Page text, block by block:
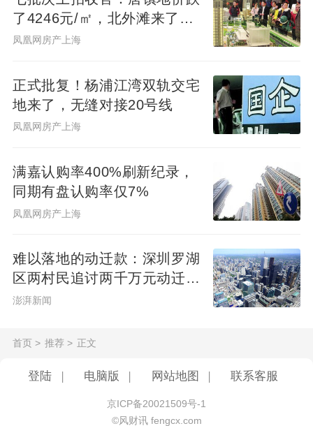
以实际交付为准
恒湿、恒氧、恒洁、恒静、恒智的舒适生
活。
新。全套房设计，覆盖二人世界→三口之家
→三代同堂全生命周期，无需频繁置换，一
次置业，满足未来10-15年居住需求。
圈层的纯度，决定了生活的高度
邻居。
品味的家庭住在一起，社区公约、邻里关
了4246元/㎡，北外滩来了两
位温州首富
凤凰网房产上海
正式批复！杨浦江湾双轨交宅
地来了，无缝对接20号线
凤凰网房产上海
满嘉认购率400%刷新纪录，
同期有盘认购率仅7%
凤凰网房产上海
难以落地的动迁款：深圳罗湖
区两村民追讨两千万元动迁款
八年未果
澎湃新闻
首页 > 推荐 > 正文
登陆 电脑版 网站地图 联系客服
京ICP备20021509号-1
©风财讯 fengcx.com